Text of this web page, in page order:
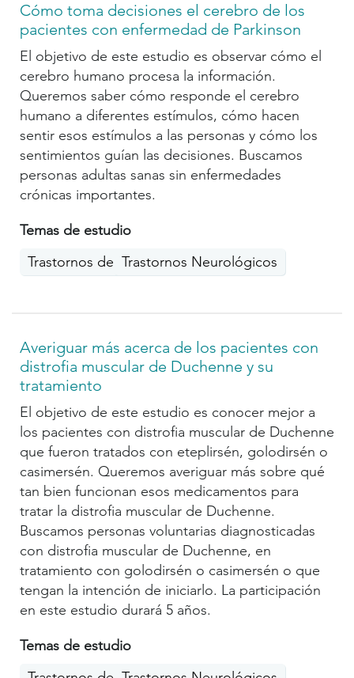
Cómo toma decisiones el cerebro de los
pacientes con enfermedad de Parkinson
El objetivo de este estudio es observar cómo el
cerebro humano procesa la información.
Queremos saber cómo responde el cerebro
humano a diferentes estímulos, cómo hacen
sentir esos estímulos a las personas y cómo los
sentimientos guían las decisiones. Buscamos
personas adultas sanas sin enfermedades
crónicas importantes.
Temas de estudio
Trastornos del movimientoTrastornos Neurológicos
Averiguar más acerca de los pacientes con
distrofia muscular de Duchenne y su
tratamiento
El objetivo de este estudio es conocer mejor a
los pacientes con distrofia muscular de Duchenne
que fueron tratados con eteplirsén, golodirsén o
casimersén. Queremos averiguar más sobre qué
tan bien funcionan esos medicamentos para
tratar la distrofia muscular de Duchenne.
Buscamos personas voluntarias diagnosticadas
con distrofia muscular de Duchenne, en
tratamiento con golodirsén o casimersén o que
tengan la intención de iniciarlo. La participación
en este estudio durará 5 años.
Temas de estudio